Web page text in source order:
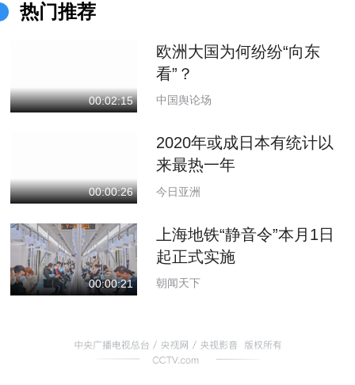
热门推荐
00:02:15
欧洲大国为何纷纷“向东
看”？
中国舆论场
00:00:26
2020年或成日本有统计以
来最热一年
今日亚洲
00:00:21
上海地铁“静音令”本月1日
起正式实施
朝闻天下